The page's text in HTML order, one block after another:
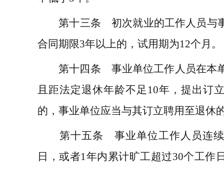
第十三条 初次就业的工作人员与
合同期限3年以上的，试用期为12个月。
第十四条 事业单位工作人员在本
且距法定退休年龄不足 10年，提出订
的，事业单位应当与其订立聘用至退休
第十五条 事业单位工作人员连续
日，或者1 年内累计旷工超过30个工作